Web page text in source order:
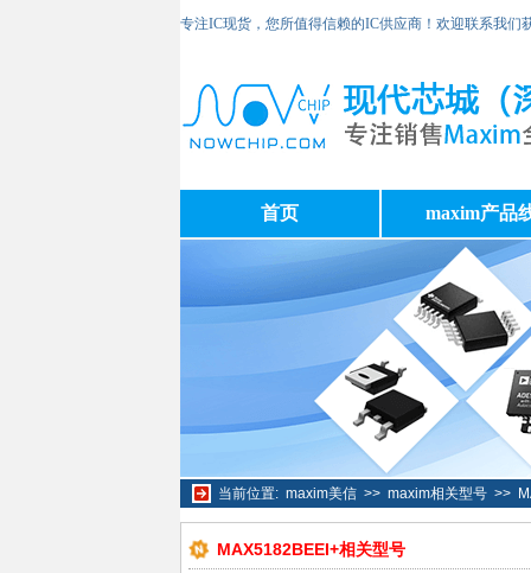
专注IC现货，您所值得信赖的IC供应商！欢迎联系我们
首页 maxim产品
当前位置: maxim美信>> maxim相关型号>>
MAX5182BEEI+相关型号